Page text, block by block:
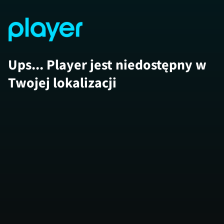
Ups... Player jest niedostępny w
Twojej lokalizacji